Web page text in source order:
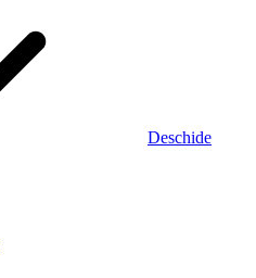
Deschide